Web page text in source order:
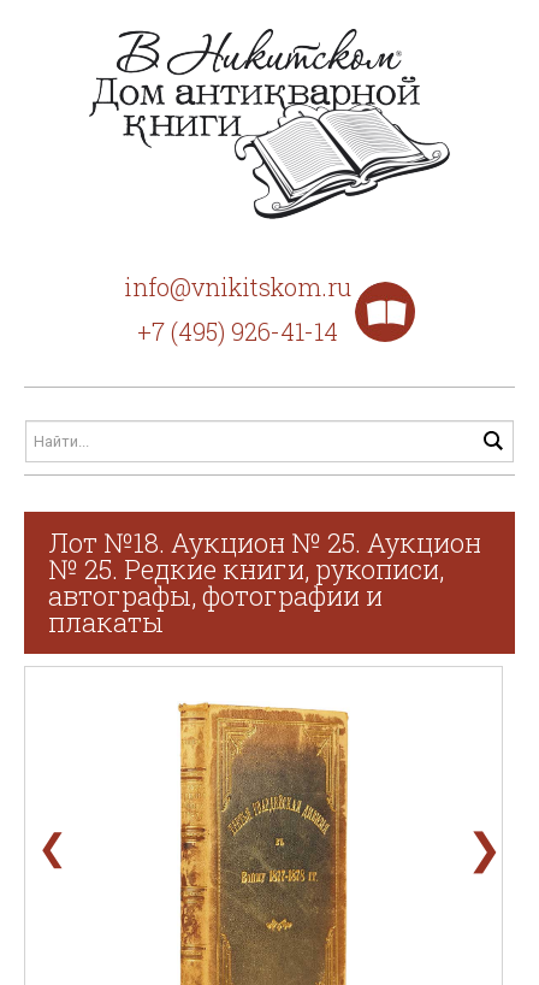
info@vnikitskom.ru
+7 (495) 926-41-14
Лот №18. Аукцион № 25. Аукцион
№ 25. Редкие книги, рукописи,
автографы, фотографии и
плакаты
❮ ❯